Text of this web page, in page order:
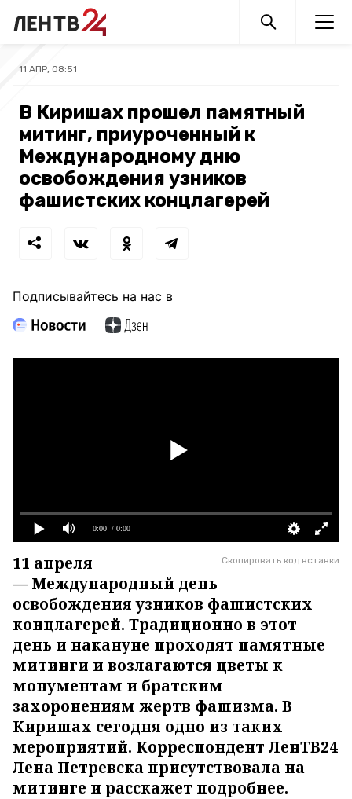
11 АПР, 08:51
В Киришах прошел памятный
митинг, приуроченный к
Международному дню
освобождения узников
фашистских концлагерей
Подписывайтесь на нас в
0:00 / 0:00
Скопировать код вставки
11 апреля
— Международный день
освобождения узников фашистских
концлагерей. Традиционно в этот
день и накануне проходят памятные
митинги и возлагаются цветы к
монументам и братским
захоронениям жертв фашизма. В
Киришах сегодня одно из таких
мероприятий. Корреспондент ЛенТВ24
Лена Петревска присутствовала на
митинге и расскажет подробнее.